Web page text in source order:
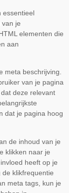
essentieel
je
elementen die
aan
meta beschrijving.
van je pagina
deze relevant
dat je pagina hoog
de inhoud van je
klikken naar je
heeft op je
klikfrequentie
meta tags, kun je